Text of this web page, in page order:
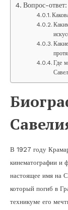
Вопрос-ответ:
Где
В 1927 году
кинематографии и
настоящее имя на
который погиб в
техникуме его